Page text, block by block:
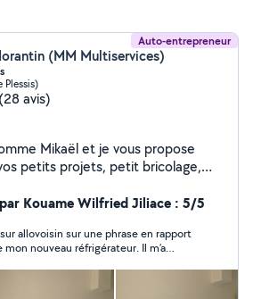
Auto-entrepreneur
(MM Multiservices)
Plessis)
(28 avis)
Mikaël et je vous propose
petits projets, petit bricolage,
ouverture/fermeture, aération,
et polyvalent, j'ai de l'expérience
diplôme. Je propose un travail
et je m'adapte facilement aux
Kouame Wilfried Jiliace : 5/5
nouveau réfrigérateur. Il m’a